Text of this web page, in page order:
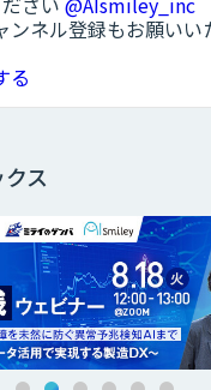
ンネル登録もお願いい
る
ス